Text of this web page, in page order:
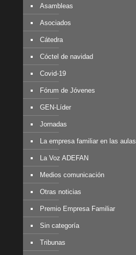
Asambleas
Asociados
Cátedra
Cóctel de navidad
Covid-19
Fórum de Jóvenes
GEN-Líder
Jornadas
La empresa familiar en las aulas
La Voz ADEFAN
Medios comunicación
Otras noticias
Premio Empresa Familiar
Sin categoría
Tribunas